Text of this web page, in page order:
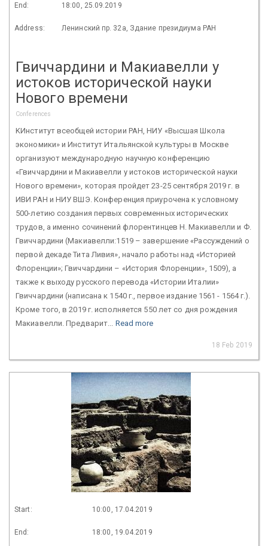
End: 18:00, 25.09.2019
Address: Ленинский пр. 32а, Здание президиума РАН
Гвиччардини и Макиавелли у
истоков исторической науки
Нового времени
Conferences
KИнститут всеобщей истории РАН, НИУ «Высшая Школа
экономики» и Институт Итальянской культуры в Москве
организуют международную научную конференцию
«Гвиччардини и Макиавелли у истоков исторической науки
Нового времени», которая пройдет 23-25 сентября 2019 г. в
ИВИ РАН и НИУ ВШЭ. Конференция приурочена к условному
500-летию создания первых современных исторических
трудов, а именно сочинений флорентинцев Н. Макиавелли и Ф.
Гвиччардини (Макиавелли:1519 – завершение «Рассуждений о
первой декаде Тита Ливия», начало работы над «Историей
Флоренции»; Гвиччардини – «История Флоренции», 1509), а
также к выходу русского перевода «Истории Италии»
Гвиччардини (написана к 1540 г., первое издание 1561 - 1564 г.).
Кроме того, в 2019 г. исполняется 550 лет со дня рождения
Макиавелли. Предварит... Read more
18 Feb 2019
Start: 10:00, 17.04.2019
End: 18:00, 19.04.2019